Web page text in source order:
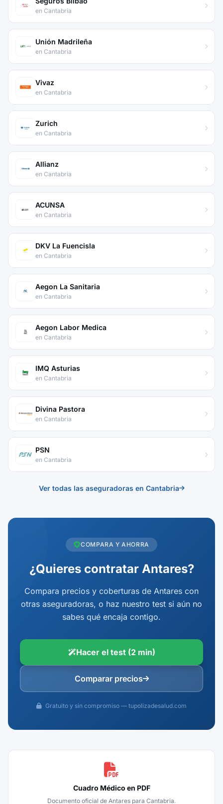
en Cantabria
Unión Madrileña
en Cantabria
Vivaz
en Cantabria
Zurich
en Cantabria
Allianz
en Cantabria
ACUNSA
en Cantabria
DKV La Fuencisla
en Cantabria
Aegon La Sanitaria
en Cantabria
Aegon Labor Medica
en Cantabria
IMQ Asturias
en Cantabria
Divina Pastora
en Cantabria
PSN
en Cantabria
Ver todas las aseguradoras en Cantabria
COMPARA Y AHORRA
¿Quieres contratar Antares?
Compara precios y coberturas de Antares con
otras aseguradoras, o haz nuestro test si aún no
sabes qué encaja contigo.
Hacer el test (2 min)
Comparar precios
Gratuito y sin compromiso — tupolizadesalud.com
Cuadro Médico en PDF
Documento oficial de Antares para Cantabria.